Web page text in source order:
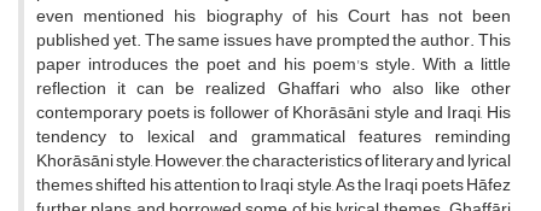
even mentioned his biography of his Court has not been
published yet. The same issues have prompted the author. This
paper introduces the poet and his poem's style. With a little
reflection it can be realized Ghaffari who also like other
contemporary poets is follower of Khorāsāni style and Iraqi, His
tendency to lexical and grammatical features reminding
Khorāsāni style, However, the characteristics of literary and lyrical
themes shifted his attention to Iraqi style, As the Iraqi poets Hāfez